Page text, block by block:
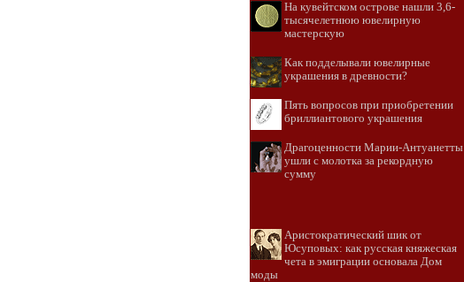
На кувейтском острове нашли 3,6-
тысячелетнюю ювелирную
мастерскую
Как подделывали ювелирные
украшения в древности?
Пять вопросов при приобретении
бриллиантового украшения
Драгоценности Марии-Антуанетты
ушли с молотка за рекордную
сумму
Аристократический шик от
Юсуповых: как русская княжеская
чета в эмиграции основала Дом
моды